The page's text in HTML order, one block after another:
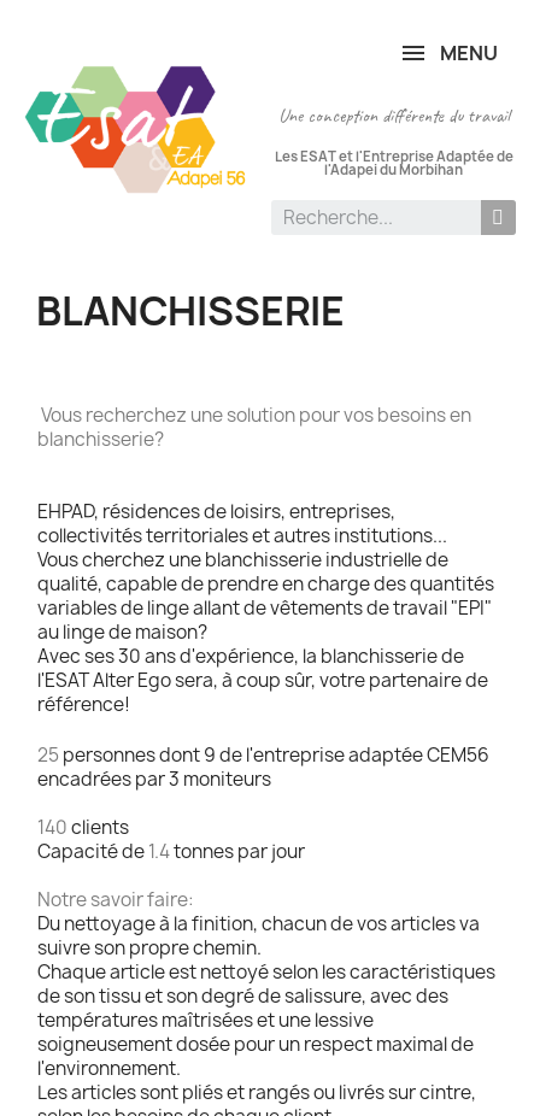
MENU
Une conception différente du travail
Les ESAT et l'Entreprise Adaptée de
l'Adapei du Morbihan
BLANCHISSERIE
Vous recherchez une solution pour vos besoins en
blanchisserie?
EHPAD, résidences de loisirs, entreprises,
collectivités territoriales et autres institutions...
Vous cherchez une blanchisserie industrielle de
qualité, capable de prendre en charge des quantités
variables de linge allant de vêtements de travail "EPI"
au linge de maison?
Avec ses 30 ans d'expérience, la blanchisserie de
l'ESAT Alter Ego sera, à coup sûr, votre partenaire de
référence!
25 personnes dont 9 de l'entreprise adaptée CEM56
encadrées par 3 moniteurs
140clients
Capacité de1.4tonnes par jour
Notre savoir faire:
Du nettoyage à la finition, chacun de vos articles va
suivre son propre chemin.
Chaque article est nettoyé selon les caractéristiques
de son tissu et son degré de salissure, avec des
températures maîtrisées et une lessive
soigneusement dosée pour un respect maximal de
l'environnement.
Les articles sont pliés et rangés ou livrés sur cintre,